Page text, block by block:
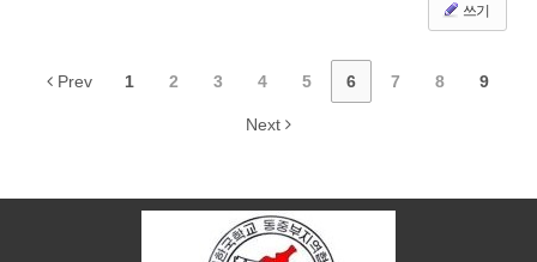
쓰기
Prev 1 2 3 4 5 6 7 8 9
Next